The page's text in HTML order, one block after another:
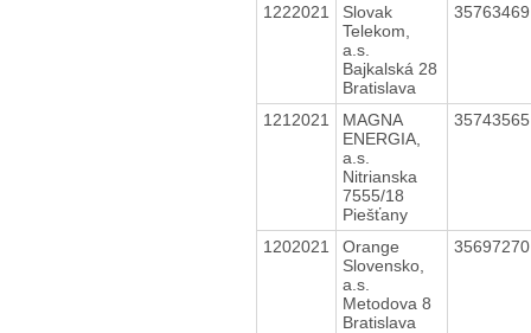
1222021
Slovak
Telekom,
a.s.
Bajkalská 28
Bratislava
1212021
MAGNA
ENERGIA,
a.s.
Nitrianska
7555/18
Piešťany
1202021
Orange
Slovensko,
a.s.
Metodova 8
Bratislava